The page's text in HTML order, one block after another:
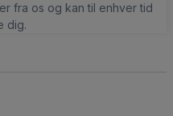
fra os og kan til enhver tid
dig.